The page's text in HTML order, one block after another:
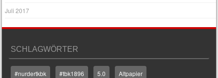
Juli 2017
SCHLAGWÖRTER
#nurdertkbk #tbk1896 5.0 Altpapier